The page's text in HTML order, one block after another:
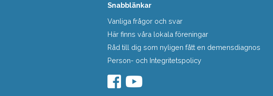
Snabblänkar
Vanliga frågor och svar
Här finns våra lokala föreningar
Råd till dig som nyligen fått en demensdiagnos
Person- och Integritetspolicy